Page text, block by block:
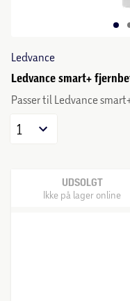
Ledvance
Ledvance smart+
Passer til Ledvance
1
UDSOLGT
Ikke på lager online